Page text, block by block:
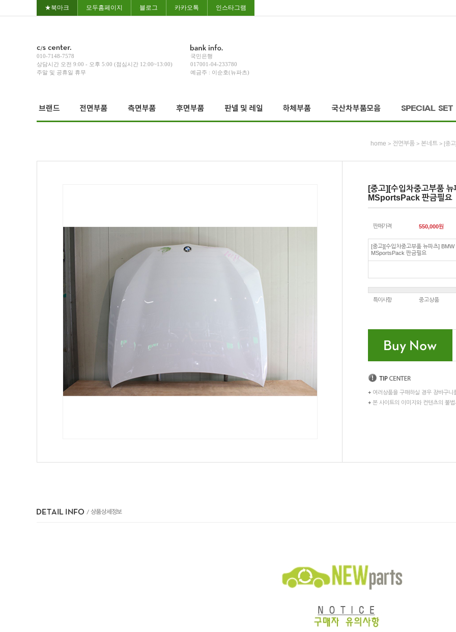
★북마크 모두홈페이지 블로그 카카오톡 인스타그램
010-7148-7578
상담시간 오전 9:00 - 오후 5:00 (점심시간 12:00~13:00)
주말 및 공휴일 휴무
국민은행
017001-04-233780
예금주 : 이순호(뉴파츠)
home > 전면부품 > 본네트 > [중
[중고][수입차중고부품
MSportsPack 판금필요
판매가격 550,000원
[중고][수입차중고부품 뉴파츠]
MSportsPack 판금필요
특이사항 중고상품
+ 여러상품을 구매하실 경우 장바구니
+ 본 사이트의 이미지와 컨텐츠의 불법